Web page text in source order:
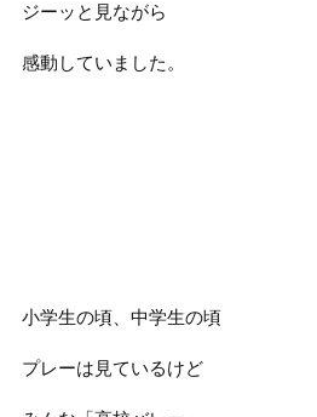
ジーッと見ながら
感動していました。
小学生の頃、中学生の頃
プレーは見ているけど